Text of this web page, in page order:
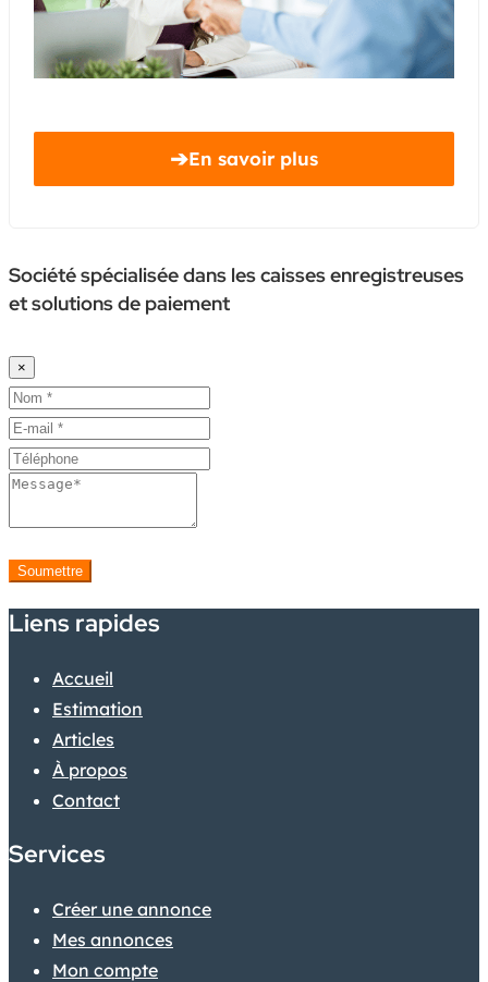
➔En savoir plus
Société spécialisée dans les caisses enregistreuses
et solutions de paiement
×
Soumettre
Liens rapides
Accueil
Estimation
Articles
À propos
Contact
Services
Créer une annonce
Mes annonces
Mon compte